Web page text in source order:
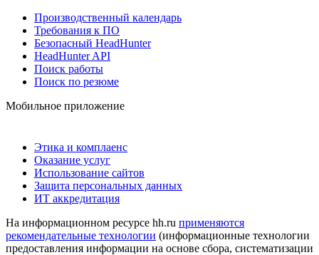
Производственный календарь
Требования к ПО
Безопасный HeadHunter
HeadHunter API
Поиск работы
Поиск по резюме
Мобильное приложение
Этика и комплаенс
Оказание услуг
Использование сайтов
Защита персональных данных
ИТ аккредитация
На информационном ресурсе hh.ru применяются
рекомендательные технологии (информационные технологии
предоставления информации на основе сбора, систематизации